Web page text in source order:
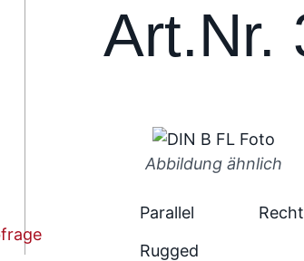
Art.Nr.
Abbildung ähnlich
Parallel
Rugged